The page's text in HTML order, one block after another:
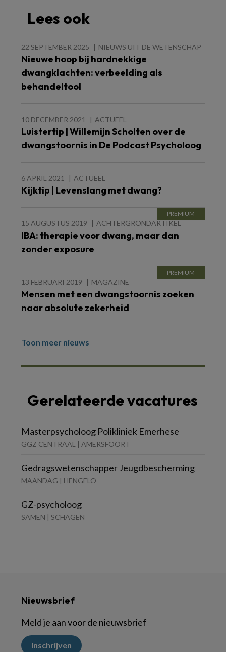
Lees ook
22 SEPTEMBER 2025 NIEUWS UIT DE WETENSCHAP
Nieuwe hoop bij hardnekkige
dwangklachten: verbeelding als
behandeltool
10 DECEMBER 2021 ACTUEEL
Luistertip | Willemijn Scholten over de
dwangstoornis in De Podcast Psycholoog
6 APRIL 2021 ACTUEEL
Kijktip | Levenslang met dwang?
15 AUGUSTUS 2019 ACHTERGRONDARTIKEL
IBA: therapie voor dwang, maar dan
zonder exposure
13 FEBRUARI 2019 MAGAZINE
Mensen met een dwangstoornis zoeken
naar absolute zekerheid
Toon meer nieuws
Gerelateerde vacatures
Masterpsycholoog Polikliniek Emerhese
GGZ CENTRAAL | AMERSFOORT
Gedragswetenschapper Jeugdbescherming
MAANDAG | HENGELO
GZ-psycholoog
SAMEN | SCHAGEN
Nieuwsbrief
Meld je aan voor de nieuwsbrief
Inschrijven